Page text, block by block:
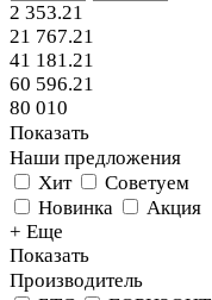
2 353.21
21 767.21
41 181.21
60 596.21
80 010
Показать
Наши предложения
Хит
Советуем
Новинка
Акция
+ Еще
Показать
Производитель